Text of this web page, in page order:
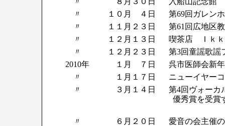
〃
１０月 ４日
第69回ガレン
〃
１１月２３日
第61回広地区
〃
１２月１３日
喫茶店 Ｉｋ
〃
１２月２３日
第3回童謡歌謡
2010年
１月 ７日
呉市医師会新
〃
１月１７日
ニューイヤー
〃
３月１４日
第4回ヴォーカ
優秀賞を受賞
〃 ６月２０日
愛音の会主催